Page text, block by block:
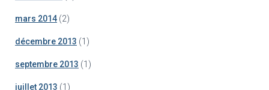
mars 2014 (2)
décembre 2013 (1)
septembre 2013 (1)
juillet 2013 (1)